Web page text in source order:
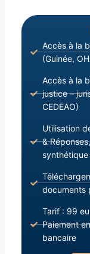
Accès à la
(Guinée,
Accès à la
justice –
CEDEAO)
Utilisation
&
documents
Tarif : 99
Paiement
bancaire